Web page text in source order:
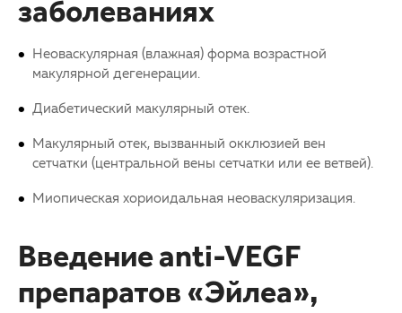
заболеваниях
Неоваскулярная (влажная) форма возрастной
макулярной дегенерации.
Диабетический макулярный отек.
Макулярный отек, вызванный окклюзией вен
сетчатки (центральной вены сетчатки или ее ветвей).
Миопическая хориоидальная неоваскуляризация.
Введение anti-VEGF
препаратов «Эйлеа»,